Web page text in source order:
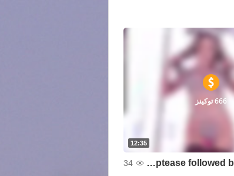
12:35
666 توكينز
Striptease followed by Dodggy play
34